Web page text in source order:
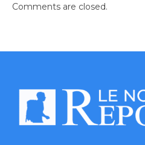
Comments are closed.